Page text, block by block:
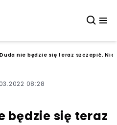
nie będzie się teraz szczepić.
08:28
będzie się teraz